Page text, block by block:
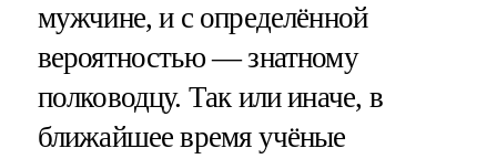
мужчине, и с определённой
вероятностью — знатному
полководцу. Так или иначе, в
ближайшее время учёные